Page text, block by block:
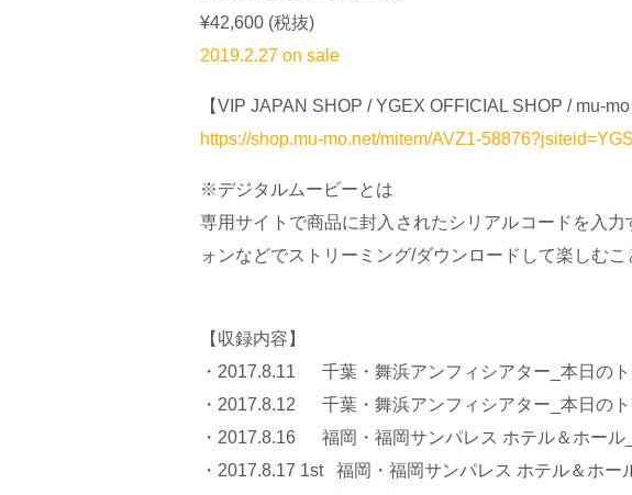
¥42,600 (税抜)
2019.2.27 on sale
【VIP JAPAN SHOP / YGEX OFFICIAL SHOP / mu-
https://shop.mu-mo.net/mitem/AVZ1-
※デジタルムービーとは
専用サイトで商品に封入されたシリアルコードを入
ォンなどでストリーミング/ダウンロードして楽しむ
【収録内容】
・2017.8.11 千葉・舞浜アンフィシアター_本日のト
・2017.8.12 千葉・舞浜アンフィシアター_本日のト
・2017.8.16 福岡・福岡サンパレス ホテル＆ホール
・2017.8.17 1st 福岡・福岡サンパレス ホテル＆ホー